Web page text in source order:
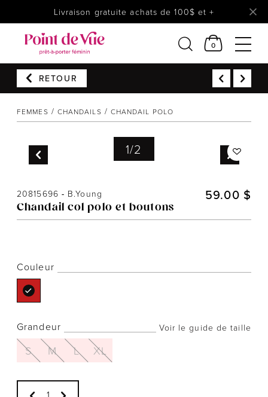
Livraison gratuite achats de 100$ et +
0
Femmes
Lingerie
Chaussures
Prêt à reporter
RETOUR
FEMMES CHANDAILS CHANDAIL POLO
1/2
20815696 - B.Young
Chandail col polo et boutons
59.00 $
Couleur
Grandeur Voir le guide de taille
S M L XL